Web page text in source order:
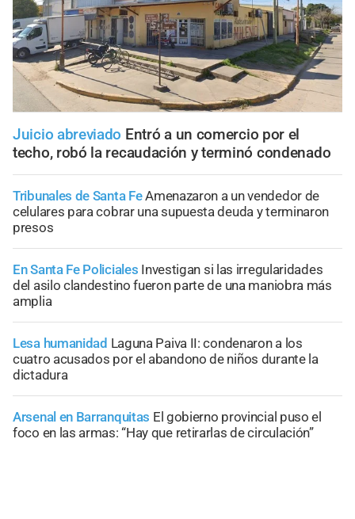
Juicio abreviado Entró a un comercio por el
techo, robó la recaudación y terminó condenado
Tribunales de Santa FeAmenazaron a un vendedor de
celulares para cobrar una supuesta deuda y terminaron
presos
En Santa Fe Policiales Investigan si las irregularidades
del asilo clandestino fueron parte de una maniobra más
amplia
Lesa humanidad Laguna Paiva II: condenaron a los
cuatro acusados por el abandono de niños durante la
dictadura
Arsenal en Barranquitas El gobierno provincial puso el
foco en las armas: “Hay que retirarlas de circulación”